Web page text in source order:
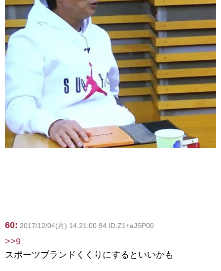
60: 2017/12/04(月) 14:21:00.94 ID:Z1+aJSP00
>>9
スポーツブランドくくりにするといいかも